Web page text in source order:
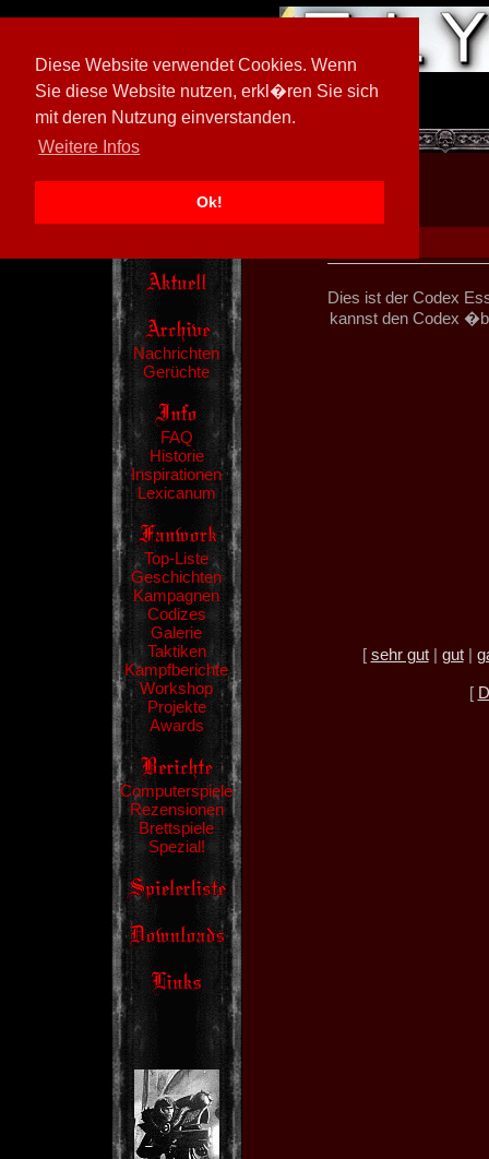
Diese Website verwendet Cookies. Wenn
Sie diese Website nutzen, erkl�ren Sie sich
mit deren Nutzung einverstanden.
Weitere Infos
Ok!
[ 597026/M3]
Nachrichten
Gerüchte
FAQ
Historie
Inspirationen
Lexicanum
Top-Liste
Geschichten
Kampagnen
Codizes
Galerie
Taktiken
Kampfberichte
Workshop
Projekte
Awards
Computerspiele
Rezensionen
Brettspiele
Spezial!
Dies ist der Codex
kannst den Codex
[ sehr gut| gut|
[